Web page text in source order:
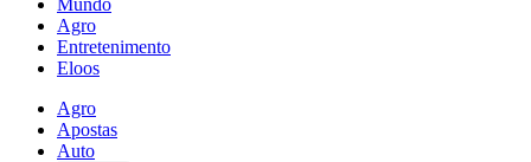
Agro
Entretenimento
Eloos
Agro
Apostas
Auto